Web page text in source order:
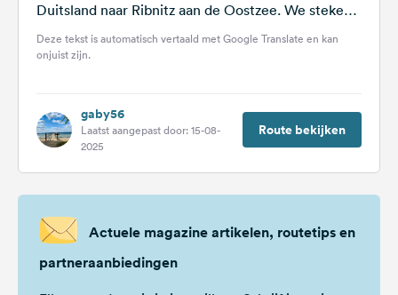
Duitsland naar Ribnitz aan de Oostzee. We steken
de grens over...
Deze tekst is automatisch vertaald met Google Translate en kan
onjuist zijn.
gaby56
Laatst aangepast door: 15-08-
2025
Route bekijken
Actuele magazine artikelen, routetips en
partneraanbiedingen